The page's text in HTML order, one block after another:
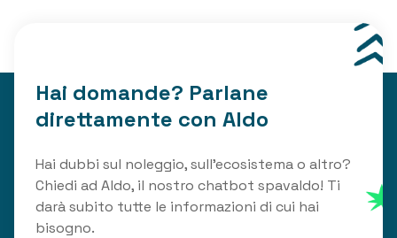
Hai domande? Parlane
direttamente con Aldo
Hai dubbi sul noleggio, sull'ecosistema o altro?
Chiedi ad Aldo, il nostro chatbot spavaldo! Ti
darà subito tutte le informazioni di cui hai
bisogno.